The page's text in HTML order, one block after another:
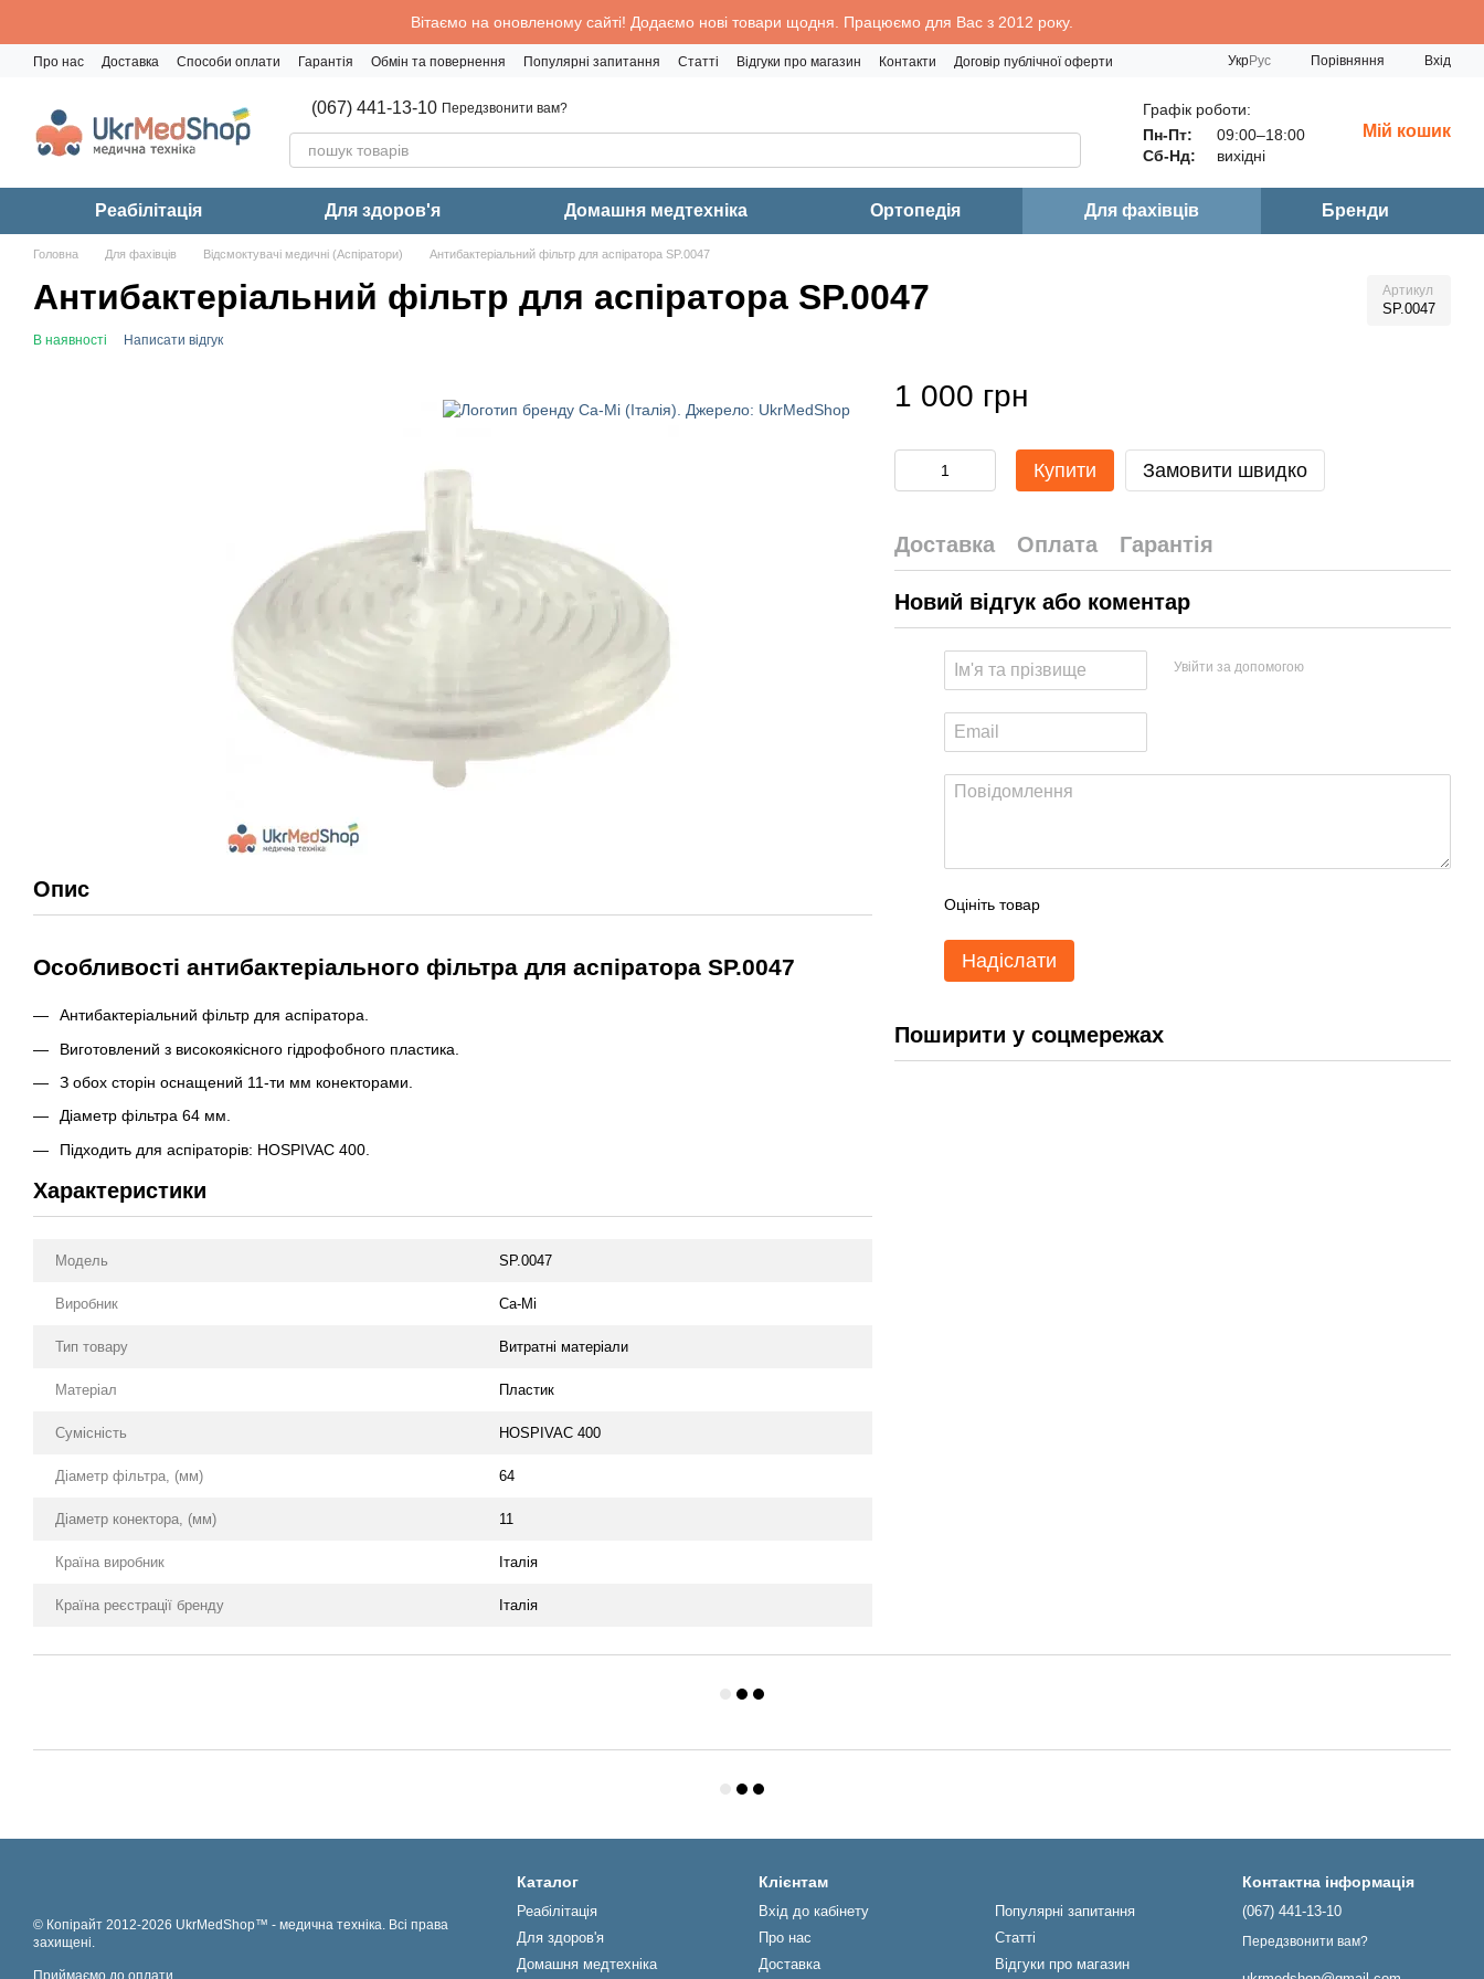
Вітаємо на оновленому сайті! Додаємо нові товари щодня. Працюємо для Вас з 2012 року.
Про нас Доставка Способи оплати Гарантія Обмін та повернення Популярні запитання Статті Відгуки про магазин Контакти
Договір публічної оферти
УкрРус Порівняння Вхід
(067) 441-13-10 Передзвонити вам?
Графік роботи:
Пн-Пт:
09:00–18:00
Сб-Нд:
вихідні
Мій кошик
Реабiлiтацiя Для здоров'я Домашня медтехніка Ортопедія Для фахівців Бренди
Головна Для фахівців Відсмоктувачі медичні (Аспіратори) Антибактеріальний фільтр для аспіратора SP.0047
Антибактеріальний фільтр для аспіратора SP.0047 Артикул
SP.0047
В наявності Написати відгук
Опис
Особливості антибактеріального фільтра для аспіратора SP.0047
Антибактеріальний фільтр для аспіратора.
Виготовлений з високоякісного гідрофобного пластика.
З обох сторін оснащений 11-ти мм конекторами.
Діаметр фільтра 64 мм.
Підходить для аспіраторів: HOSPIVAC 400.
Характеристики
Модель SP.0047
Виробник Ca-Mi
Тип товару Витратні матеріали
Матеріал Пластик
Сумісність HOSPIVAC 400
Діаметр фільтра, (мм) 64
Діаметр конектора, (мм) 11
Країна виробник Італія
Країна реєстрації бренду Італія
1 000 грн
Купити Замовити швидко
Доставка Оплата Гарантія
Новий відгук або коментар
Увійти за допомогою
Оцініть товар
Надіслати
Поширити у соцмережах
© Копірайт 2012-2026 UkrMedShop™ - медична техніка. Всі права
захищені.
Приймаємо до оплати
Каталог
Реабiлiтацiя
Для здоров'я
Домашня медтехніка
Клієнтам
Вхід до кабінету
Про нас
Доставка
Популярні запитання
Статті
Відгуки про магазин
Контактна інформація
(067) 441-13-10
Передзвонити вам?